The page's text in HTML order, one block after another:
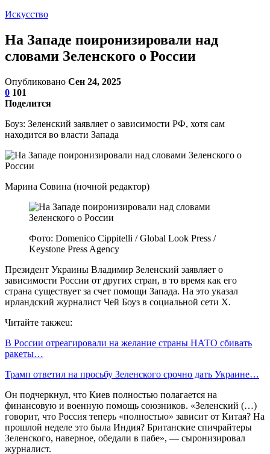
Искусство
На Западе поиронизировали над
словами Зеленского о России
Опубликовано Сен 24, 2025
0 101
Поделится
Боуз: Зеленский заявляет о зависимости РФ, хотя сам
находится во власти Запада
Марина Совина (ночной редактор)
Фото: Domenico Cippitelli / Global Look Press /
Keystone Press Agency
Президент Украины Владимир Зеленский заявляет о
зависимости России от других стран, в то время как его
страна существует за счет помощи Запада. На это указал
ирландский журналист Чей Боуз в социальной сети X.
Читайте такжеu:
В России отреагировали на желание страны НАТО сбивать
ракеты…
Трамп ответил на просьбу Зеленского срочно дать Украине…
Он подчеркнул, что Киев полностью полагается на
финансовую и военную помощь союзников. «Зеленский (…)
говорит, что Россия теперь «полностью» зависит от Китая? На
прошлой неделе это была Индия? Британские спичрайтеры
Зеленского, наверное, обедали в пабе», — сыронизировал
журналист.